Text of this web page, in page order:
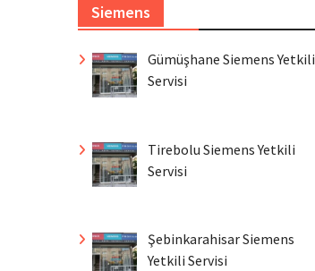
Siemens
Gümüşhane Siemens Yetkili
Servisi
Tirebolu Siemens Yetkili
Servisi
Şebinkarahisar Siemens
Yetkili Servisi